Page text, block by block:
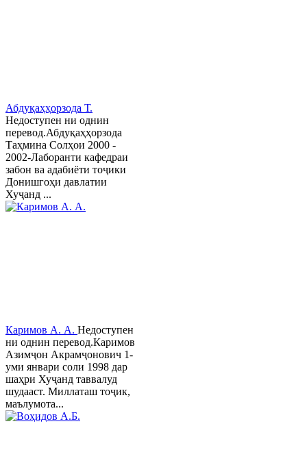
Абдуқаҳҳорзода Т.
Недоступен ни однин
перевод.Абдуқаҳҳорзода
Таҳмина Солҳои 2000 -
2002-Лаборанти кафедраи
забон ва адабиёти тоҷики
Донишгоҳи давлатии
Хуҷанд ...
Каримов А. А. Недоступен
ни однин перевод.Каримов
Азимҷон Акрамҷонович 1-
уми январи соли 1998 дар
шаҳри Хуҷанд таввалуд
шудааст. Миллаташ тоҷик,
маълумота...